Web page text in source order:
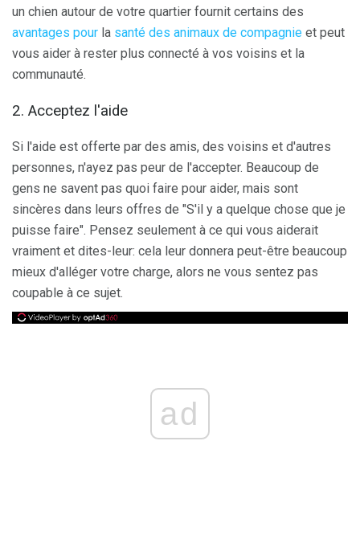
un chien autour de votre quartier fournit certains des
avantages pour la santé des animaux de compagnie et peut
vous aider à rester plus connecté à vos voisins et la
communauté.
2. Acceptez l'aide
Si l'aide est offerte par des amis, des voisins et d'autres
personnes, n'ayez pas peur de l'accepter. Beaucoup de
gens ne savent pas quoi faire pour aider, mais sont
sincères dans leurs offres de "S'il y a quelque chose que je
puisse faire". Pensez seulement à ce qui vous aiderait
vraiment et dites-leur: cela leur donnera peut-être beaucoup
mieux d'alléger votre charge, alors ne vous sentez pas
coupable à ce sujet.
ad